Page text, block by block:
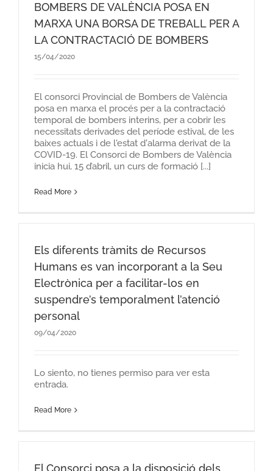
BOMBERS DE VALÈNCIA POSA EN
MARXA UNA BORSA DE TREBALL PER A
LA CONTRACTACIÓ DE BOMBERS
15/04/2020
El consorci Provincial de Bombers de València
posa en marxa el procés per a la contractació
temporal de bombers interins, per a cobrir les
necessitats derivades del període estival, de les
baixes actuals i de l'estat d'alarma derivat de la
COVID-19. El Consorci de Bombers de València
inicia hui, 15 d’abril, un curs de formació [...]
Read More
Els diferents tràmits de Recursos
Humans es van incorporant a la Seu
Electrònica per a facilitar-los en
suspendre’s temporalment l’atenció
personal
09/04/2020
Lo siento, no tienes permiso para ver esta
entrada.
Read More
El Consorci posa a la disposició dels